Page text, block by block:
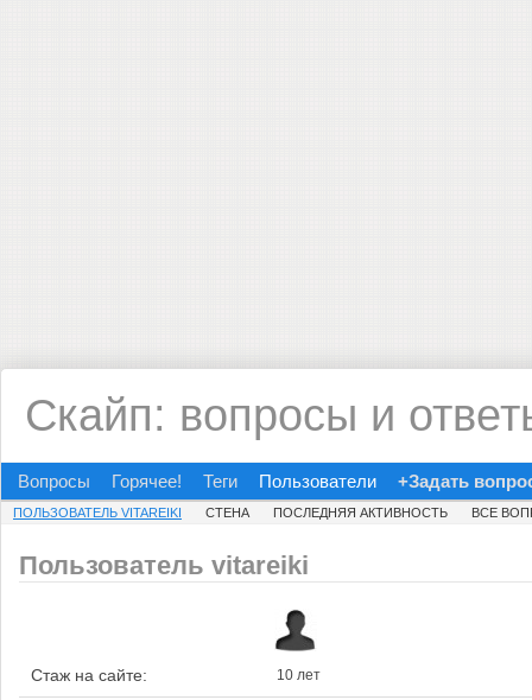
Скайп: вопросы и
Вопросы Горячее! Теги Пользователи +Задать
ПОЛЬЗОВАТЕЛЬ VITAREIKI СТЕНА ПОСЛЕДНЯЯ АКТИВНОСТЬ ВСЕ
Пользователь vitareiki
Стаж на сайте: 10 лет